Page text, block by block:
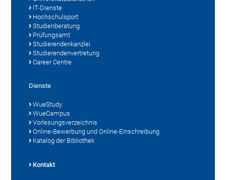
IT-Dienste
Hochschulsport
Studienberatung
Prüfungsamt
Studierendenkanzlei
Studierendenvertretung
Career Centre
Dienste
WueStudy
WueCampus
Vorlesungsverzeichnis
Online-Bewerbung und Online-Einschreibung
Katalog der Bibliothek
Kontakt